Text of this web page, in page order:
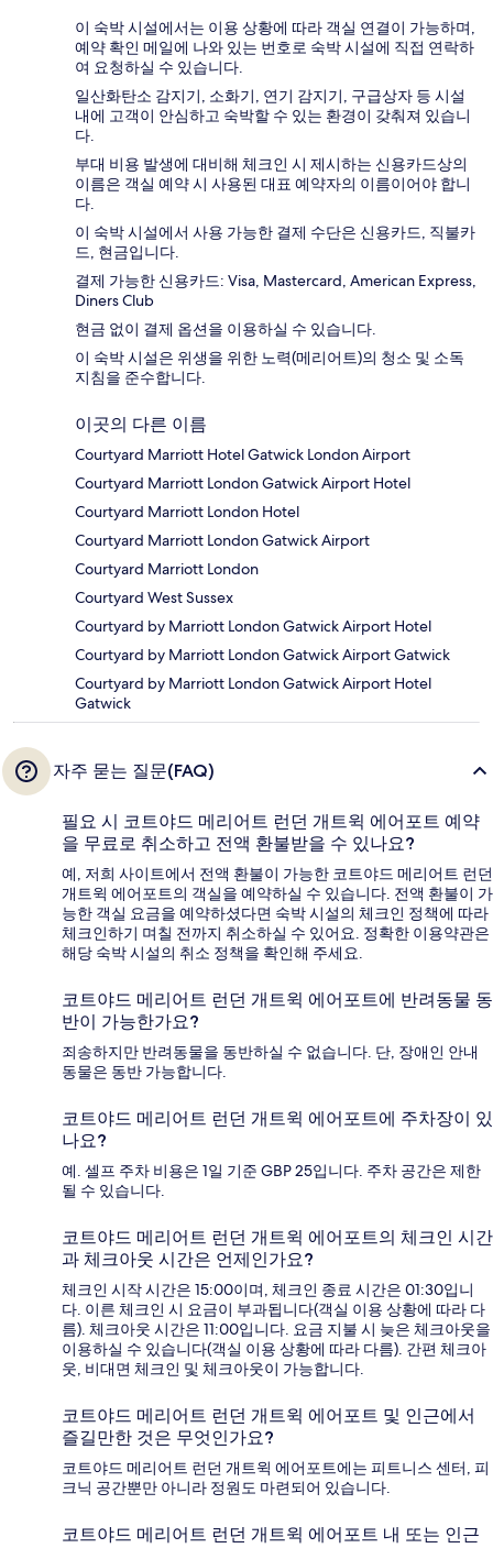
이 숙박 시설에서는 이용 상황에 따라 객실 연결이 가능하며,
예약 확인 메일에 나와 있는 번호로 숙박 시설에 직접 연락하
여 요청하실 수 있습니다.
일산화탄소 감지기, 소화기, 연기 감지기, 구급상자 등 시설
내에 고객이 안심하고 숙박할 수 있는 환경이 갖춰져 있습니
다.
부대 비용 발생에 대비해 체크인 시 제시하는 신용카드상의
이름은 객실 예약 시 사용된 대표 예약자의 이름이어야 합니
다.
이 숙박 시설에서 사용 가능한 결제 수단은 신용카드, 직불카
드, 현금입니다.
결제 가능한 신용카드: Visa, Mastercard, American Express,
Diners Club
현금 없이 결제 옵션을 이용하실 수 있습니다.
이 숙박 시설은 위생을 위한 노력(메리어트)의 청소 및 소독
지침을 준수합니다.
이곳의 다른 이름
Courtyard Marriott Hotel Gatwick London Airport
Courtyard Marriott London Gatwick Airport Hotel
Courtyard Marriott London Hotel
Courtyard Marriott London Gatwick Airport
Courtyard Marriott London
Courtyard West Sussex
Courtyard by Marriott London Gatwick Airport Hotel
Courtyard by Marriott London Gatwick Airport Gatwick
Courtyard by Marriott London Gatwick Airport Hotel
Gatwick
자주 묻는 질문(FAQ)
필요 시 코트야드 메리어트 런던 개트윅 에어포트 예약
을 무료로 취소하고 전액 환불받을 수 있나요?
예, 저희 사이트에서 전액 환불이 가능한 코트야드 메리어트 런던
개트윅 에어포트의 객실을 예약하실 수 있습니다. 전액 환불이 가
능한 객실 요금을 예약하셨다면 숙박 시설의 체크인 정책에 따라
체크인하기 며칠 전까지 취소하실 수 있어요. 정확한 이용약관은
해당 숙박 시설의 취소 정책을 확인해 주세요.
코트야드 메리어트 런던 개트윅 에어포트에 반려동물 동
반이 가능한가요?
죄송하지만 반려동물을 동반하실 수 없습니다. 단, 장애인 안내
동물은 동반 가능합니다.
코트야드 메리어트 런던 개트윅 에어포트에 주차장이 있
나요?
예. 셀프 주차 비용은 1일 기준 GBP 25입니다. 주차 공간은 제한
될 수 있습니다.
코트야드 메리어트 런던 개트윅 에어포트의 체크인 시간
과 체크아웃 시간은 언제인가요?
체크인 시작 시간은 15:00이며, 체크인 종료 시간은 01:30입니
다. 이른 체크인 시 요금이 부과됩니다(객실 이용 상황에 따라 다
름). 체크아웃 시간은 11:00입니다. 요금 지불 시 늦은 체크아웃을
이용하실 수 있습니다(객실 이용 상황에 따라 다름). 간편 체크아
웃, 비대면 체크인 및 체크아웃이 가능합니다.
코트야드 메리어트 런던 개트윅 에어포트 및 인근에서
즐길만한 것은 무엇인가요?
코트야드 메리어트 런던 개트윅 에어포트에는 피트니스 센터, 피
크닉 공간뿐만 아니라 정원도 마련되어 있습니다.
코트야드 메리어트 런던 개트윅 에어포트 내 또는 인근